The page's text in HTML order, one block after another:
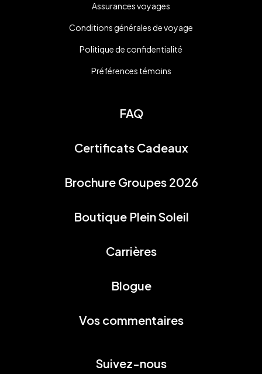
Assurances voyages
Conditions générales de voyage
Politique de confidentialité
Préférences témoins
FAQ
Certificats Cadeaux
Brochure Groupes 2026
Boutique Plein Soleil
Carrières
Blogue
Vos commentaires
Suivez-nous